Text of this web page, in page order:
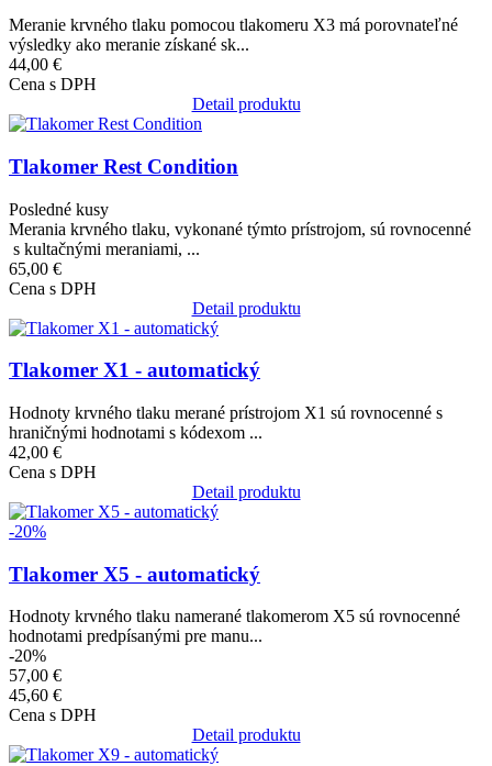
Meranie krvného tlaku pomocou tlakomeru X3 má porovnateľné
výsledky ako meranie získané sk...
44,00 €
Cena s DPH
Detail produktu
Obrázok
Tlakomer Rest Condition
Posledné kusy
Merania krvného tlaku, vykonané týmto prístrojom, sú rovnocenné
s kultačnými meraniami, ...
65,00 €
Cena s DPH
Detail produktu
Obrázok
Tlakomer X1 - automatický
Hodnoty krvného tlaku merané prístrojom X1 sú rovnocenné s
hraničnými hodnotami s kódexom ...
42,00 €
Cena s DPH
Detail produktu
Obrázok
-20%
Tlakomer X5 - automatický
Hodnoty krvného tlaku namerané tlakomerom X5 sú rovnocenné
hodnotami predpísanými pre manu...
-20%
57,00 €
45,60 €
Cena s DPH
Detail produktu
Obrázok